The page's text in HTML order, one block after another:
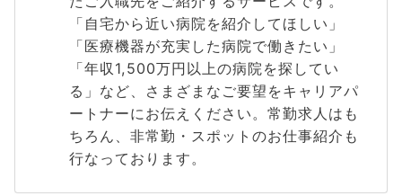
「自宅から近い病院を紹介してほしい」
「医療機器が充実した病院で働きたい」
「年収1,500万円以上の病院を探してい
る」など、さまざまなご要望をキャリアパ
ートナーにお伝えください。常勤求人はも
ちろん、非常勤・スポットのお仕事紹介も
行なっております。